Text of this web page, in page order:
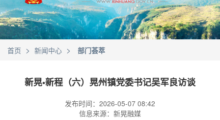
首页 > 新闻中心 > 部门荟萃
新晃•新程（六）晃州镇党委书记吴军良访谈
发布时间：2026-05-07 08:42
信息来源：新晃融媒